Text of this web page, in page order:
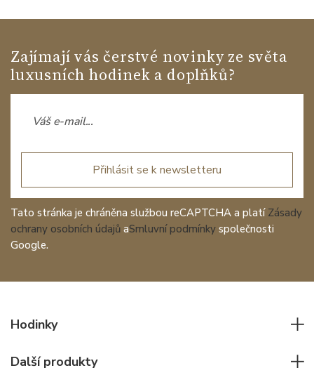
Zajímají vás čerstvé novinky ze světa
luxusních hodinek a doplňků?
Přihlásit se k newsletteru
Tato stránka je chráněna službou reCAPTCHA a platí Zásady
ochrany osobních údajů aSmluvní podmínky společnosti
Google.
Hodinky
Další produkty